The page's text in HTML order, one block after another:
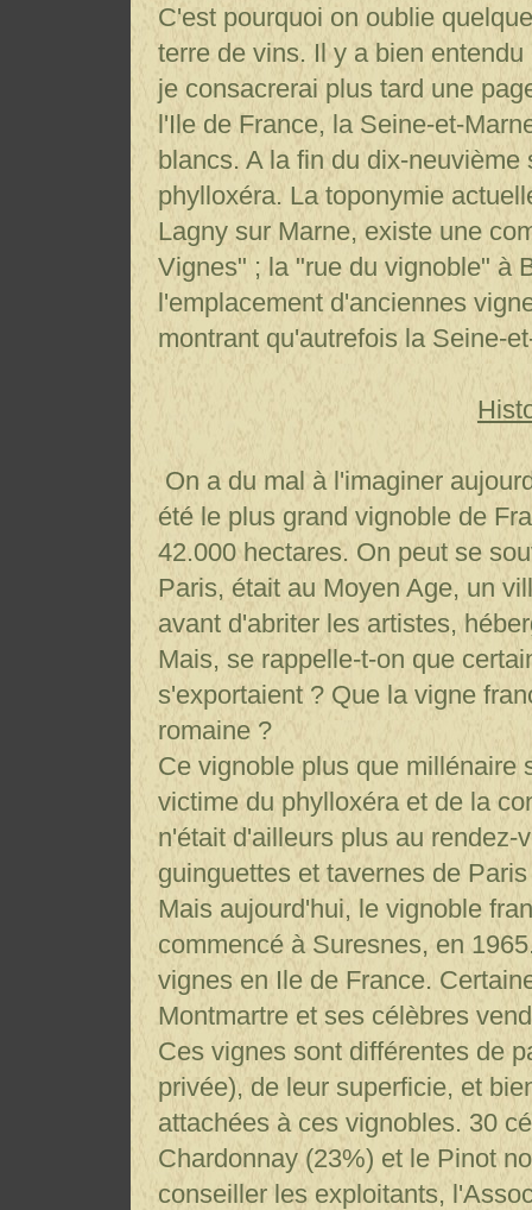
C'est pourquoi on oublie
terre de vins. Il y a bien
je consacrerai plus tard une
l'Ile de France, la Seine-et-
blancs. A la fin du dix-
phylloxéra. La toponymie
Lagny sur Marne, existe une
Vignes" ; la "rue du vignoble" à
l'emplacement d'anciennes
montrant qu'autrefois la Seine-
On a du mal à l'imaginer
été le plus grand vignoble de
42.000 hectares. On peut se
Paris, était au Moyen Age, un
avant d'abriter les artistes,
Mais, se rappelle-t-on que
s'exportaient ? Que la vigne
romaine ?
Ce vignoble plus que millénaire
victime du phylloxéra et de la
n'était d'ailleurs plus au
guinguettes et tavernes de
Mais aujourd'hui, le vignoble
commencé à Suresnes, en
vignes en Ile de France.
Montmartre et ses célèbres
Ces vignes sont différentes de
privée), de leur superficie, et
attachées à ces vignobles. 30
Chardonnay (23%) et le Pinot
conseiller les exploitants,